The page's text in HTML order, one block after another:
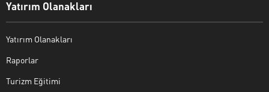
Yatırım Olanakları
Yatırım Olanakları
Raporlar
Turizm Eğitimi